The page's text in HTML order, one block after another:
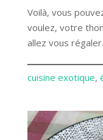
Voilà, vous
voulez, votre
allez vous régaler.
cuisine exotique,